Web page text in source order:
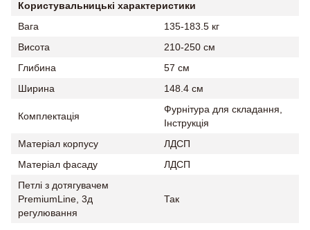
Користувальницькі характеристики
Вага
135-183.5 кг
Висота
210-250 см
Глибина
57 см
Ширина
148.4 см
Комплектація
Фурнітура для складання,
Інструкція
Матеріал корпусу
ЛДСП
Матеріал фасаду
ЛДСП
Петлі з дотягувачем
PremiumLine, 3д
регулювання
Так